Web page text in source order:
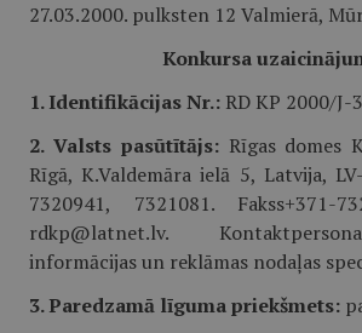
27.03.2000. pulksten 12 Valmierā,
Konkursa
1. Identifikācijas Nr.: RD KP 2000/J-3
2. Valsts pasūtītājs:Rīgas domes
Rīgā, K.Valdemāra ielā 5, Latvija,
7320941, 7321081. Fakss+371-
rdkp@latnet.lv.
informācijas un reklāmas nodaļas
3. Paredzamā līguma priekšmets: